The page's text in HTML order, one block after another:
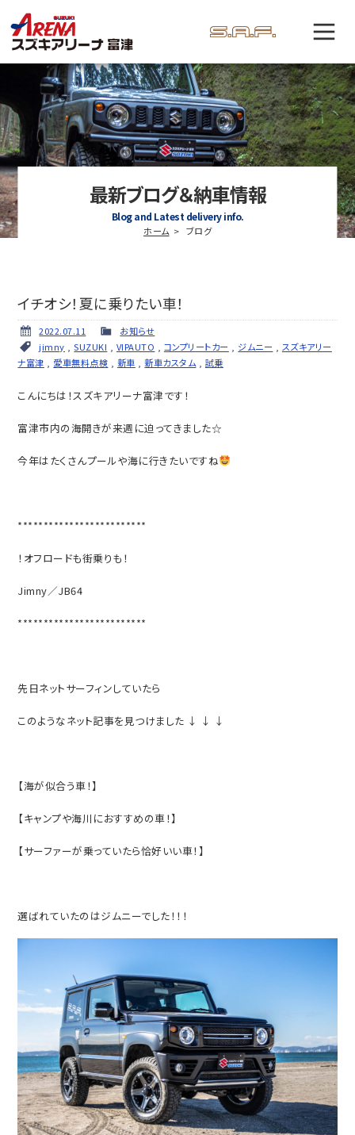
最新ブログ＆納車情報
Blog and Latest delivery info.
ホーム ブログ
イチオシ！夏に乗りたい車！
2022.07.11
お知らせ
jimny ,SUZUKI VIPAUTO コンプリートカー ジムニー
スズキアリー
ナ富津
愛車無料点検 新車 ,新車カスタム 試乗
こんにちは！スズキアリーナ富津です！
富津市内の海開きが来週に迫ってきました☆
今年はたくさんプールや海に行きたいですね
*************************
！オフロードも街乗りも！
Jimny／JB64
*************************
先日ネットサーフィンしていたら
このようなネット記事を見つけました ↓ ↓ ↓
【海が似合う車！】
【キャンプや海川におすすめの車！】
【サーファーが乗っていたら恰好いい車！】
選ばれていたのはジムニーでした！！！